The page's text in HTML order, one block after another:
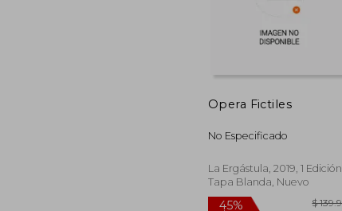
dcto.
Opera Fictiles
No Especificado
La Ergástula, 2019, 1 Edición,
Tapa Blanda, Nuevo